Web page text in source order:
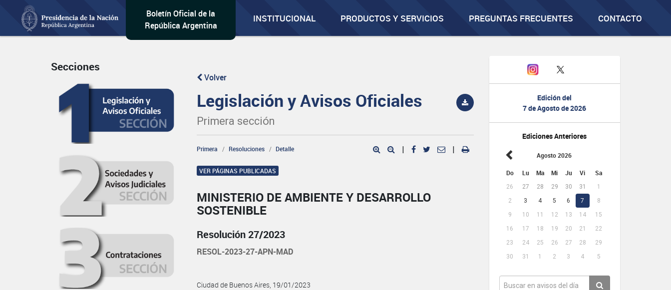
Boletín Oficial de la
República Argentina
INSTITUCIONAL PRODUCTOS Y SERVICIOS PREGUNTAS FRECUENTES CONTACTO
Edición del
7 de Agosto de 2026
Ediciones Anteriores
Agosto 2026
Do Lu Ma Mi Ju Vi Sa
26 27 28 29 30 31
1
2
3 4 5 6 7
8
9
10 11 12 13 14
15
16
17 18 19 20 21
22
23
24 25 26 27 28
29
30
31 1 2 3 4 5
Secciones
Volver
Legislación y Avisos Oficiales
Primera sección
Primera Resoluciones Detalle | |
VER PÁGINAS PUBLICADAS
MINISTERIO DE AMBIENTE Y DESARROLLO
SOSTENIBLE
Resolución 27/2023
RESOL-2023-27-APN-MAD
Ciudad de Buenos Aires, 19/01/2023